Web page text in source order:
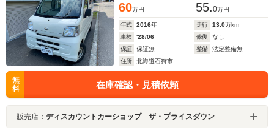
60万円 55.0万円
年式 2016年 走行 13.0万km
車検
'28/06 修復
なし
保証
保証無 整備
法定整備無
住所
北海道石狩市
無
料
在庫確認・見積依頼
販売店： ディスカウントカーショップ ザ・プライスダウン